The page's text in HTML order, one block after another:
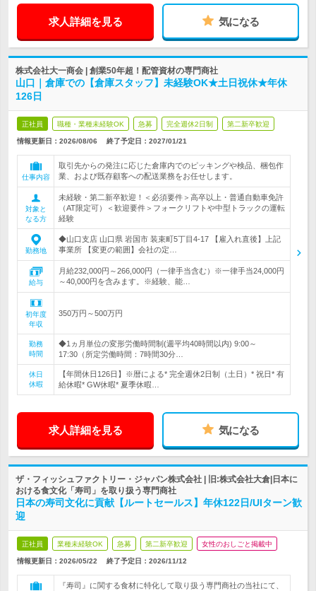
求人詳細を見る 気になる
株式会社大一商会 | 創業50年超！配管資材の専門商社
山口｜倉庫での【倉庫スタッフ】未経験OK★土日祝休★年休
126日
正社員 職種・業種未経験OK 急募 完全週休2日制 第二新卒歓迎
情報更新日：2026/08/06 終了予定日： 2027/01/21
仕事内容
取引先からの発注に応じた倉庫内でのピッキングや検品、梱包作
業、および既存顧客への配送業務をお任せします。
対象と
なる方
未経験・第二新卒歓迎！＜必須要件＞高卒以上・普通自動車免許
（AT限定可）＜歓迎要件＞フォークリフトや中型トラックの運転
経験
勤務地
◆山口支店 山口県 岩国市 装束町5丁目4‐17 【雇入れ直後】上記
事業所 【変更の範囲】会社の定…
給与
月給232,000円～266,000円（一律手当含む）※一律手当24,000円
～40,000円を含みます。※経験、能…
初年度
年収
350万円～500万円
勤務
時間
◆1ヵ月単位の変形労働時間制(週平均40時間以内) 9:00～
17:30（所定労働時間：7時間30分…
休日
休暇
【年間休日126日】※暦による* 完全週休2日制（土日）* 祝日* 有
給休暇* GW休暇* 夏季休暇…
求人詳細を見る 気になる
ザ・フィッシュファクトリー・ジャパン株式会社 | 旧:株式会社大倉|日本に
おける食文化「寿司」を取り扱う専門商社
日本の寿司文化に貢献【ルートセールス】年休122日/UIターン歓
迎
正社員 業種未経験OK 急募 第二新卒歓迎 女性のおしごと掲載中
情報更新日：2026/05/22 終了予定日： 2026/11/12
『寿司』に関する食材に特化して取り扱う専門商社の当社にて、